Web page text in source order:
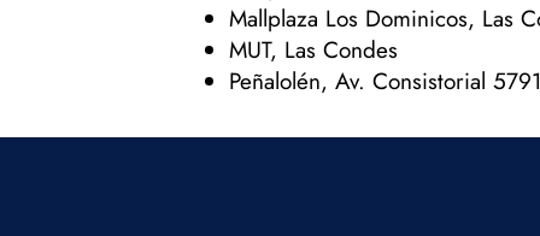
Mallplaza Los Dominicos, Las
MUT, Las Condes
Peñalolén, Av. Consistorial 5791